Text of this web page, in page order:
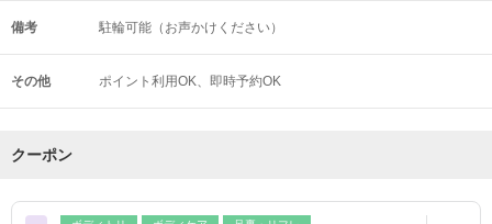
備考 駐輪可能（お声かけください）
その他 ポイント利用OK 即時予約OK
クーポン